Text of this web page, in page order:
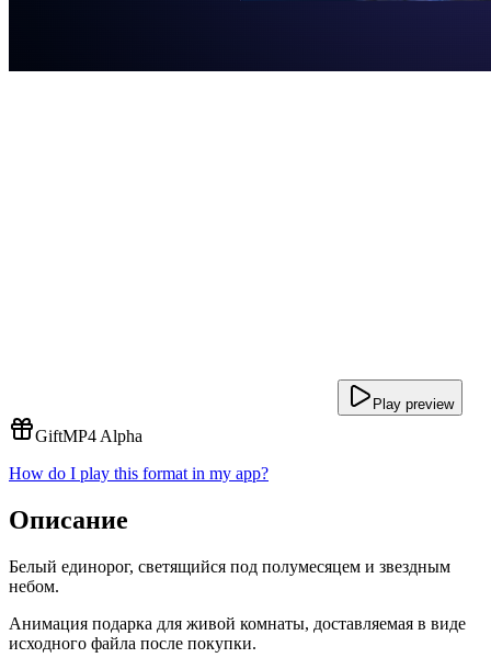
Play preview
GiftMP4 Alpha
How do I play this format in my app?
Описание
Белый единорог, светящийся под полумесяцем и звездным
небом.
Анимация подарка для живой комнаты, доставляемая в виде
исходного файла после покупки.